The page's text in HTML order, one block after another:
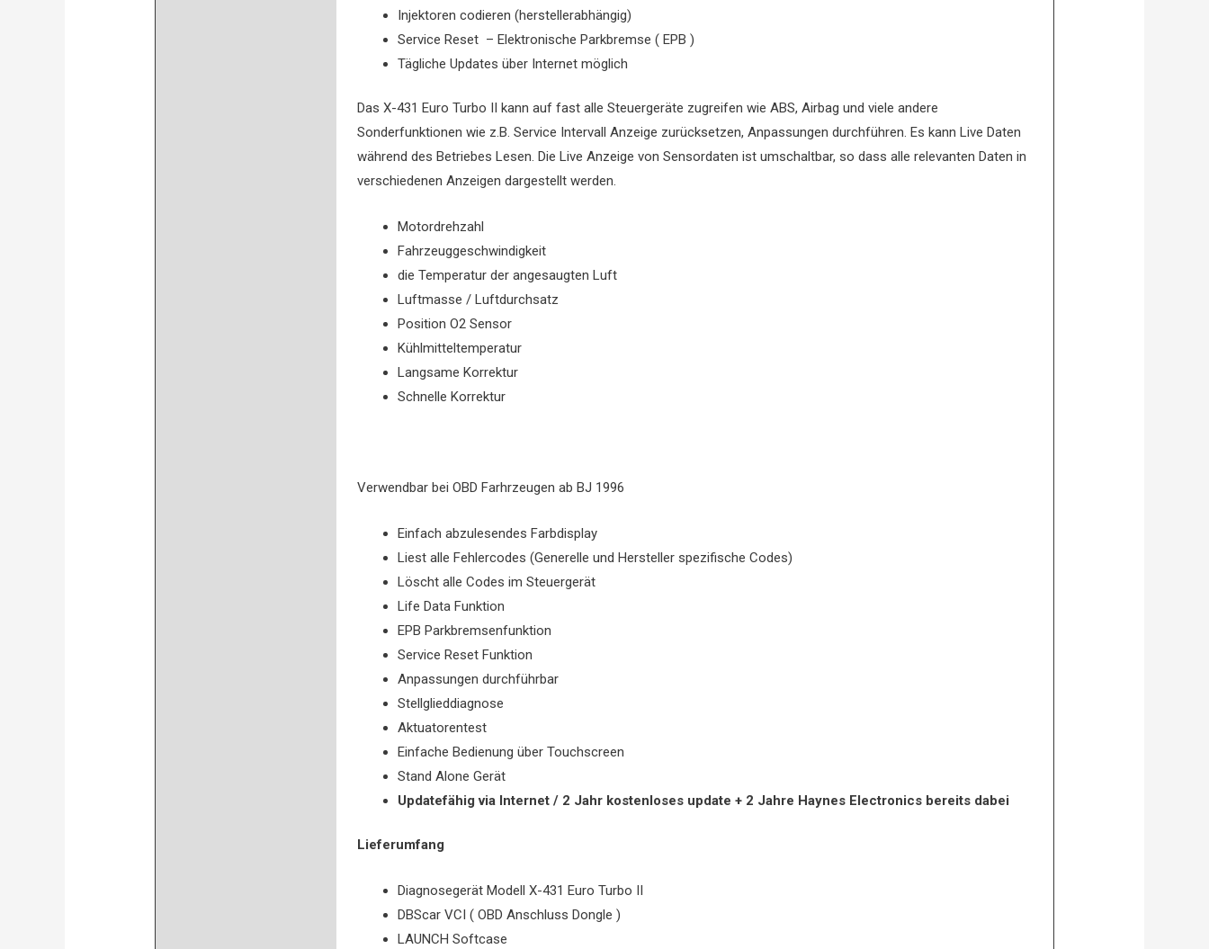
Injektoren codieren (herstellerabhängig)
Service Reset – Elektronische Parkbremse ( EPB )
Tägliche Updates über Internet möglich
Das X-431 Euro Turbo II kann auf fast alle Steuergeräte zugreifen wie ABS, Airbag und viele andere
Sonderfunktionen wie z.B. Service Intervall Anzeige zurücksetzen, Anpassungen durchführen. Es kann Live Daten
während des Betriebes Lesen. Die Live Anzeige von Sensordaten ist umschaltbar, so dass alle relevanten Daten in
verschiedenen Anzeigen dargestellt werden.
Motordrehzahl
Fahrzeuggeschwindigkeit
die Temperatur der angesaugten Luft
Luftmasse / Luftdurchsatz
Position O2 Sensor
Kühlmitteltemperatur
Langsame Korrektur
Schnelle Korrektur
Verwendbar bei OBD Farhrzeugen ab BJ 1996
Einfach abzulesendes Farbdisplay
Liest alle Fehlercodes (Generelle und Hersteller spezifische Codes)
Löscht alle Codes im Steuergerät
Life Data Funktion
EPB Parkbremsenfunktion
Service Reset Funktion
Anpassungen durchführbar
Stellglieddiagnose
Aktuatorentest
Einfache Bedienung über Touchscreen
Stand Alone Gerät
Updatefähig via Internet / 2 Jahr kostenloses update + 2 Jahre Haynes Electronics bereits dabei
Lieferumfang
Diagnosegerät Modell X-431 Euro Turbo II
DBScar VCI ( OBD Anschluss Dongle )
LAUNCH Softcase